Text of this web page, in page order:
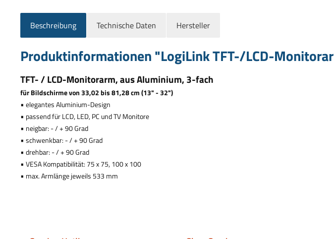
Beschreibung Technische Daten Hersteller
Produktinformationen "LogiLink TFT-/LCD-
TFT- / LCD-Monitorarm, aus Aluminium, 3-fach
für Bildschirme von 33,02 bis 81,28 cm (13" - 32")
• elegantes Aluminium-Design
• passend für LCD, LED, PC und TV Monitore
• neigbar: - / + 90 Grad
• schwenkbar: - / + 90 Grad
• drehbar: - / + 90 Grad
• VESA Kompatibilität: 75 x 75, 100 x 100
• max. Armlänge jeweils 533 mm